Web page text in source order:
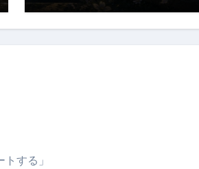
割引まで網羅 ― “失敗せずに選ぶ”実
ット割”で最安級！ スカイマーク／
何をするサイトか”が一目で伝わる。
とめ】#梅干し #ダイエット #筋ト
する」